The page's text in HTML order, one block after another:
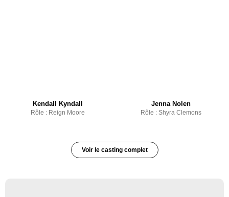
Kendall Kyndall
Rôle : Reign Moore
Jenna Nolen
Rôle : Shyra Clemons
Voir le casting complet